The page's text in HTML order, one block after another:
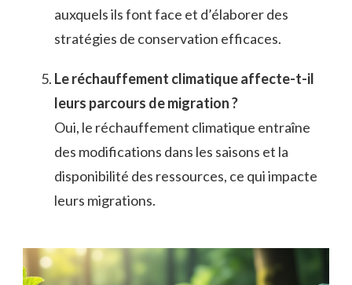
auxquels ils font face et d’élaborer des
stratégies de conservation efficaces.
Le réchauffement climatique affecte-t-il
leurs parcours de migration ?
Oui, le réchauffement climatique entraîne
des modifications dans les saisons et la
disponibilité des ressources, ce qui impacte
leurs migrations.